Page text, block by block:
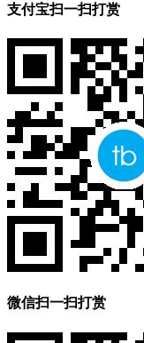
支付宝扫一扫打赏
微信扫一扫打赏